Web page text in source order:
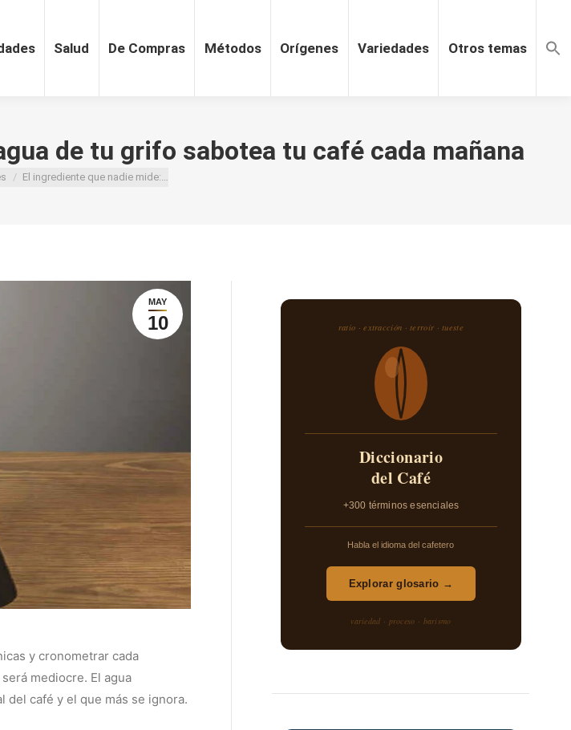
Salud De Compras Métodos Orígenes Variedades Otros temas
de tu grifo sabotea tu café cada mañana
El ingrediente que nadie mide:…
MAY
10
y cronometrar cada
mediocre. El agua
del café y el que más se ignora.
ratio · extracción · terroir · tueste
Diccionario
del Café
+300 términos esenciales
Habla el idioma del cafetero
Explorar glosario →
variedad · proceso · barismo